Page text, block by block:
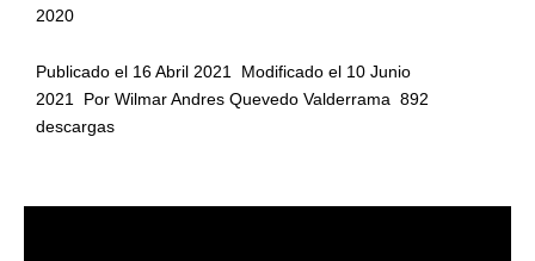
2020
Publicado el 16 Abril 2021
Modificado el 10 Junio
2021
Por Wilmar Andres Quevedo Valderrama 892
descargas